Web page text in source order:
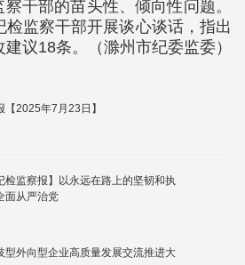
干部的苗头性、倾向性问题。
监察干部开展谈心谈话，指出
议18条。（滁州市纪委监委）
【2025年7月23日】
检监察报】以永远在路上的坚韧和执
面从严治党
型外向型企业高质量发展交流推进大